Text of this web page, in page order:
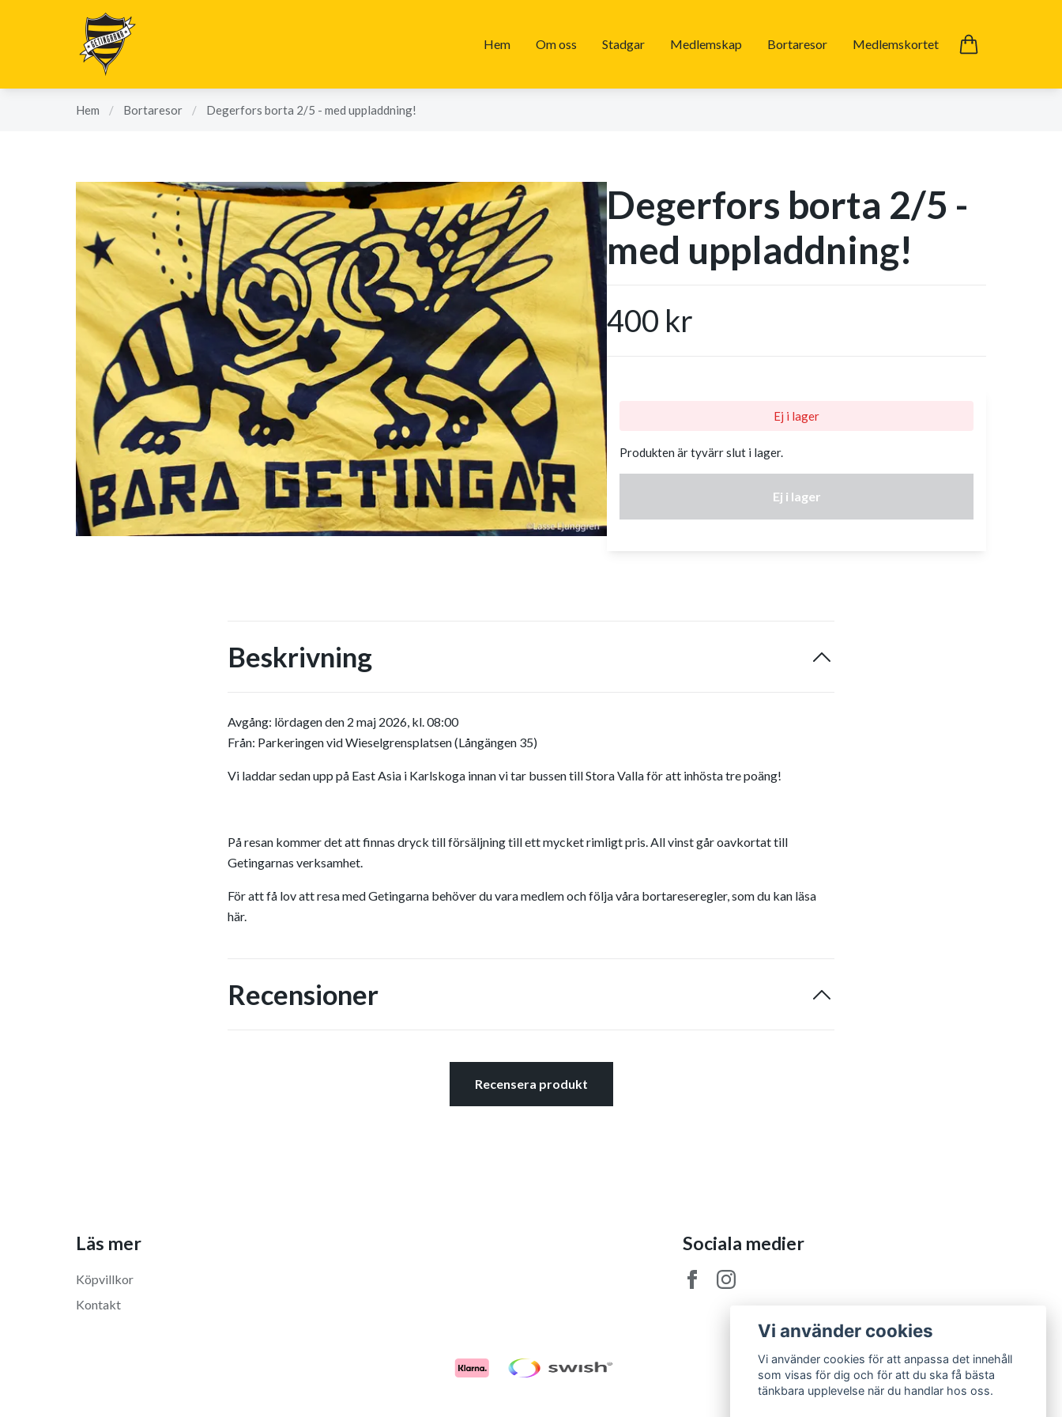
Hem Om oss Stadgar Medlemskap Bortaresor Medlemskortet
Hem / Bortaresor / Degerfors borta 2/5 - med uppladdning!
Degerfors borta 2/5 -
med uppladdning!
400 kr
Ej i lager
Produkten är tyvärr slut i lager.
Ej i lager
Beskrivning
Avgång: lördagen den 2 maj 2026, kl. 08:00
Från: Parkeringen vid Wieselgrensplatsen (Långängen 35)
Vi laddar sedan upp på East Asia i Karlskoga innan vi tar bussen till Stora Valla för att inhösta tre poäng!
På resan kommer det att finnas dryck till försäljning till ett mycket rimligt pris. All vinst går oavkortat till
Getingarnas verksamhet.
För att få lov att resa med Getingarna behöver du varamedlemoch följa våra bortareseregler, som du kan läsa
här.
Recensioner
Recensera produkt
Läs mer
Köpvillkor
Kontakt
Sociala medier
Vi använder cookies
Vi använder cookies för att anpassa det innehåll
som visas för dig och för att du ska få bästa
tänkbara upplevelse när du handlar hos oss.